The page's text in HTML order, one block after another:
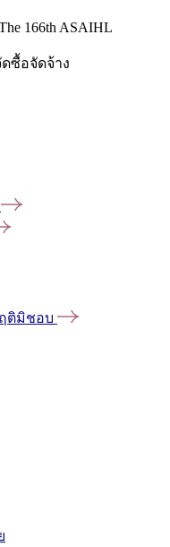
166th ASAIHL
ซื้อจัดจ้าง
ติมิชอบ